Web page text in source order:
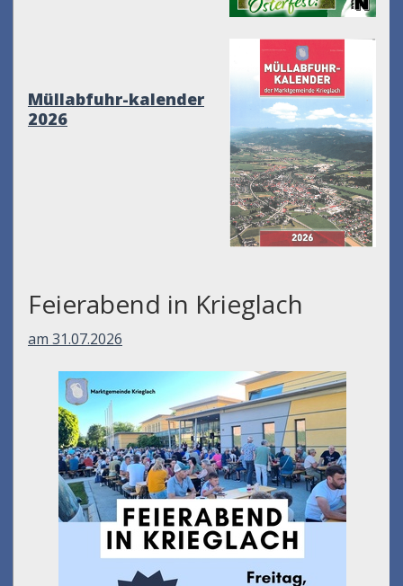
Müllabfuhr-kalender
2026
Feierabend in Krieglach
am 31.07.2026